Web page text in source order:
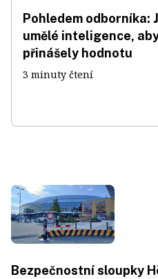
Pohledem odborníka:
umělé inteligence,
přinášely hodnotu
3 minuty čtení
Bezpečnostní sloupky